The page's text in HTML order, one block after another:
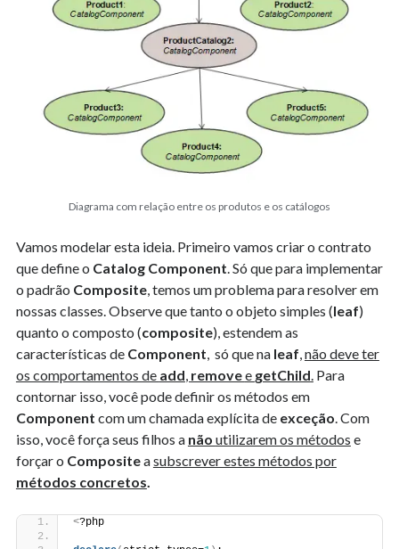
Diagrama com relação entre os produtos e os catálogos
Vamos modelar esta ideia. Primeiro vamos criar o contrato
que define o Catalog Component. Só que para implementar
o padrão Composite, temos um problema para resolver em
nossas classes. Observe que tanto o objeto simples (leaf)
quanto o composto (composite), estendem as
características deComponent, só que na leaf,não deve ter
os comportamentos de add, removee getChild.Para
contornar isso, você pode definir os métodos em
Component com um chamada explícita de exceção. Com
isso, você força seus filhos a não utilizarem os métodos e
forçar o Compositeasubscrever estes métodos por
métodos concretos.
<?php